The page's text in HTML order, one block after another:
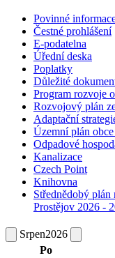
Povinné
Čestné prohlášení
E-podatelna
Úřední deska
Poplatky
Důležité
Program rozvoje
Rozvojový plán
Adaptační
Územní plán
Odpadové
Kanalizace
Czech Point
Knihovna
Střednědobý
Prostějov 2026 -
Srpen2026
Po